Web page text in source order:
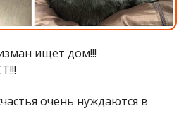
ищет дом!!!
очень нуждаются в